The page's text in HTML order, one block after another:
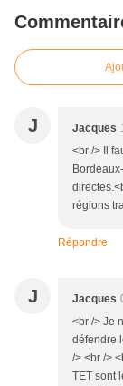
J Jacques
<br /> Il
régions
Répondre
J Jacques
<br /> Je
défendre
/> <br />
TET sont